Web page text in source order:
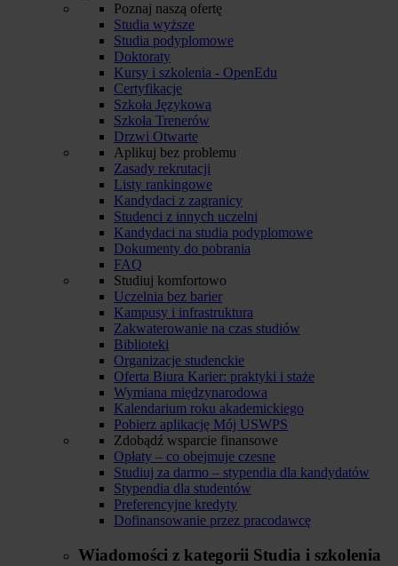
Poznaj naszą ofertę
Studia wyższe
Studia podyplomowe
Doktoraty
Kursy i szkolenia - OpenEdu
Certyfikacje
Szkoła Językowa
Szkoła Trenerów
Drzwi Otwarte
Aplikuj bez problemu
Zasady rekrutacji
Listy rankingowe
Kandydaci z zagranicy
Studenci z innych uczelni
Kandydaci na studia podyplomowe
Dokumenty do pobrania
FAQ
Studiuj komfortowo
Uczelnia bez barier
Kampusy i infrastruktura
Zakwaterowanie na czas studiów
Biblioteki
Organizacje studenckie
Oferta Biura Karier: praktyki i staże
Wymiana międzynarodowa
Kalendarium roku akademickiego
Pobierz aplikację Mój USWPS
Zdobądź wsparcie finansowe
Opłaty – co obejmuje czesne
Studiuj za darmo – stypendia dla kandydatów
Stypendia dla studentów
Preferencyjne kredyty
Dofinansowanie przez pracodawcę
Wiadomości z kategorii Studia i szkolenia